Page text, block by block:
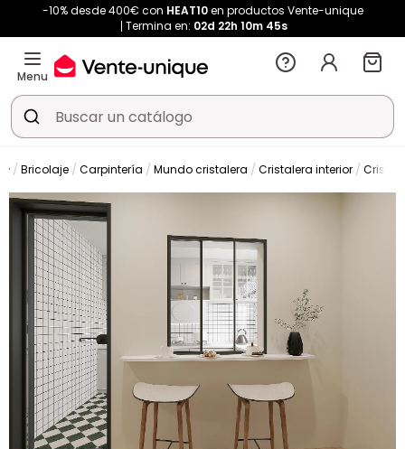
-10% desde 400€ con HEAT10en productos Vente-unique
Termina en: 02d 22h 10m 45s
Menu
Bricolaje Carpintería Mundo cristalera Cristalera interior